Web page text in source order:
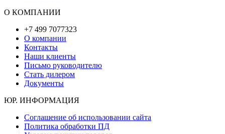
О КОМПАНИИ
+7 499 7077323
О компании
Контакты
Наши клиенты
Письмо руководителю
Стать дилером
Документы
ЮР. ИНФОРМАЦИЯ
Соглашение об использовании сайта
Политика обработки ПД